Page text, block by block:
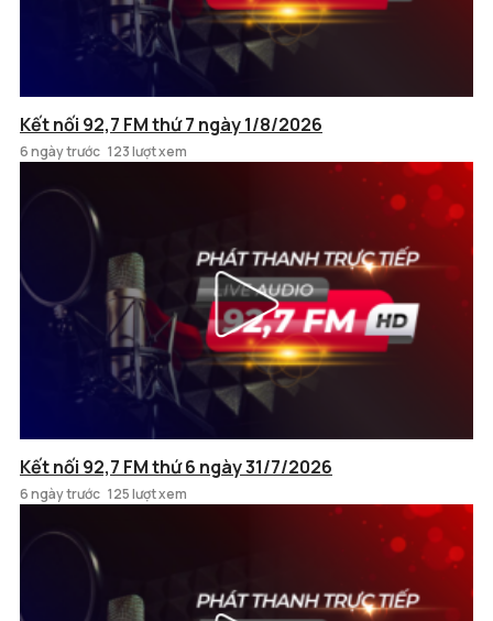
Kết nối 92,7 FM thứ 7 ngày 1/8/2026
6 ngày trước 123 lượt xem
Kết nối 92,7 FM thứ 6 ngày 31/7/2026
6 ngày trước 125 lượt xem